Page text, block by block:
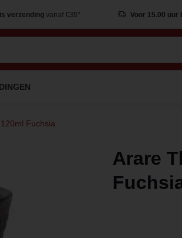
verzending vanaf €39* Voor 15.00 uur
Fuchsia
Arare